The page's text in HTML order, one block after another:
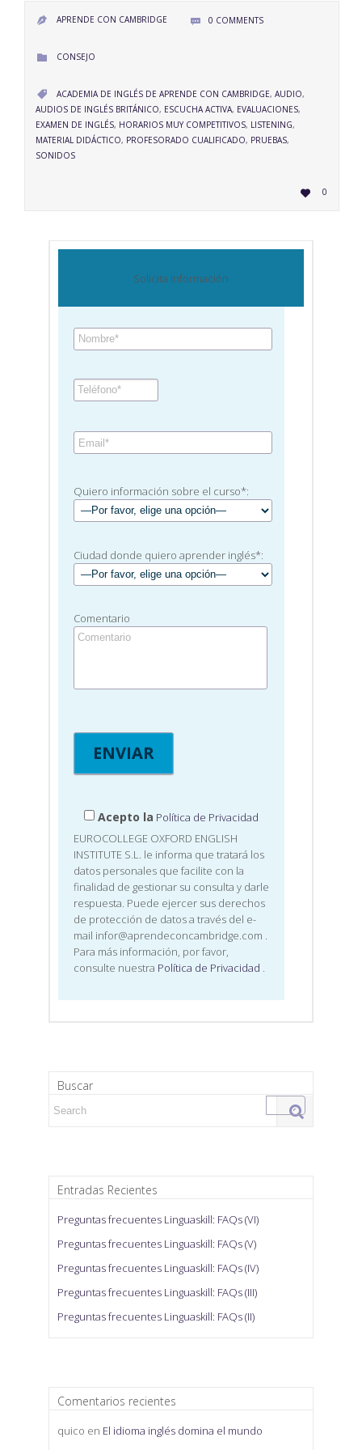
 APRENDE CON CAMBRIDGE  0 COMMENTS
 CATEGORY
CONSEJO
 CATEGORY
ACADEMIA DE INGLÉS DE APRENDE CON CAMBRIDGE, AUDIO,
AUDIOS DE INGLÉS BRITÁNICO, ESCUCHA ACTIVA, EVALUACIONES,
EXAMEN DE INGLÉS, HORARIOS MUY COMPETITIVOS, LISTENING,
MATERIAL DIDÁCTICO, PROFESORADO CUALIFICADO, PRUEBAS,
SONIDOS
 LOVE
IT0
Solicita información
Quiero información sobre el curso*:
Ciudad donde quiero aprender inglés*:
Comentario
Acepto la Política de Privacidad
EUROCOLLEGE OXFORD ENGLISH
INSTITUTE S.L. le informa que tratará los
datos personales que facilite con la
finalidad de gestionar su consulta y darle
respuesta. Puede ejercer sus derechos
de protección de datos a través del e-
mail infor@aprendeconcambridge.com .
Para más información, por favor,
consulte nuestra Política de Privacidad .
Buscar
Entradas Recientes
Preguntas frecuentes Linguaskill: FAQs (VI)
Preguntas frecuentes Linguaskill: FAQs (V)
Preguntas frecuentes Linguaskill: FAQs (IV)
Preguntas frecuentes Linguaskill: FAQs (III)
Preguntas frecuentes Linguaskill: FAQs (II)
Comentarios recientes
quico en El idioma inglés domina el mundo